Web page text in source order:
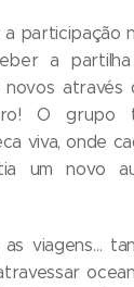
participação
a
através
O grupo
viva, onde
um novo
viagens…